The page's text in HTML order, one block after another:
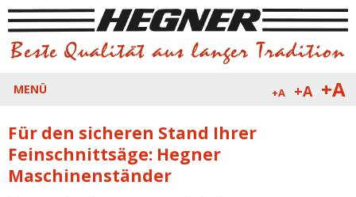
+A +A +A
MENÜ
Für den sicheren Stand Ihrer
Feinschnittsäge: Hegner
Maschinenständer